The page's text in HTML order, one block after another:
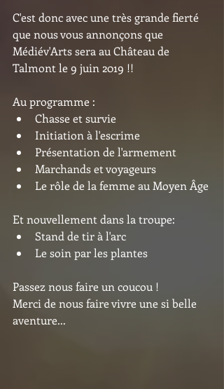
C'est donc avec une très grande fierté
que nous vous annonçons que
Médiév'Arts sera au Château de
Talmont le 9 juin 2019 !!
Au programme :
Chasse et survie
Initiation à l'escrime
Présentation de l'armement
Marchands et voyageurs
Le rôle de la femme au Moyen Âge
Et nouvellement dans la troupe:
Stand de tir à l'arc
Le soin par les plantes
Passez nous faire un coucou !
Merci de nous faire vivre une si belle
aventure...